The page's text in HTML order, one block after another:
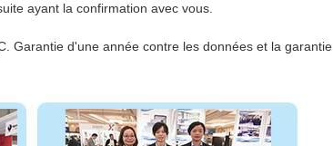
ayant la confirmation avec vous.
Garantie d'une année contre les données et la garantie